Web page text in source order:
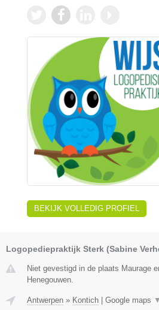
BEKIJK VOLLEDIG PROFIEL
Logopediepraktijk Sterk (Sabine
Niet gevestigd in de plaats Maurage
Henegouwen.
Antwerpen » Kontich Google maps ▼